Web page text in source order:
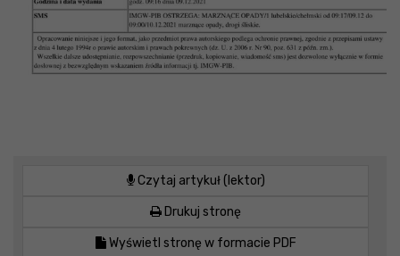
Czytaj artykuł (lektor)
Drukuj stronę
Wyświetl stronę w formacie PDF